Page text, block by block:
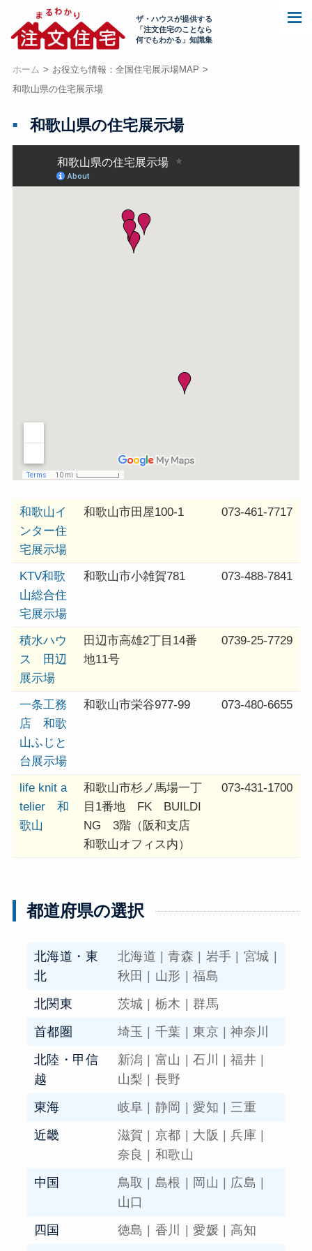
ザ・ハウスが提供する
「注文住宅のことなら
何でもわかる」知識集
ホーム
お役立ち情報：全国住宅展示場MAP
和歌山県の住宅展示場
和歌山県の住宅展示場
和歌山イ
ンター住
宅展示場
和歌山市田屋100-1 073-461-7717
KTV和歌
山総合住
宅展示場
和歌山市小雑賀781 073-488-7841
積水ハウ
ス 田辺
展示場
田辺市高雄2丁目14番
地11号
0739-25-7729
一条工務
店 和歌
山ふじと
台展示場
和歌山市栄谷977-99 073-480-6655
life knit a
telier 和
歌山
和歌山市杉ノ馬場一丁
目1番地 FK BUILDI
NG 3階（阪和支店
和歌山オフィス内）
073-431-1700
都道府県の選択
北海道・東
北
北海道 |青森 岩手 宮城
秋田
山形
福島
北関東
茨城 栃木
群馬
首都圏
埼玉 千葉 東京 |神奈川
北陸・甲信
越
新潟 富山 石川 |福井
山梨
長野
東海
岐阜 静岡 愛知 |三重
近畿
滋賀 京都 大阪 |兵庫
奈良
和歌山
中国
鳥取 島根 岡山 広島
山口
四国
徳島 香川 愛媛 高知